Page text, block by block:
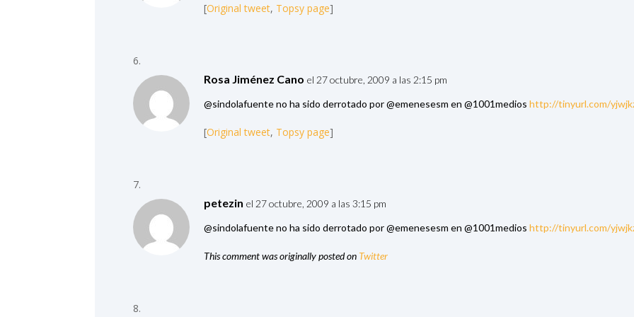
[Original tweet, Topsy page]
Rosa Jiménez Cano el 27 octubre, 2009 a las 2:15 pm
@sindolafuente no ha sido derrotado por @emenesesm en @1001medioshttp://tinyurl.com/
[Original tweet, Topsy page]
petezin el 27 octubre, 2009 a las 3:15 pm
@sindolafuente no ha sido derrotado por @emenesesm en @1001medioshttp://tinyurl.com/
This comment was originally posted on Twitter